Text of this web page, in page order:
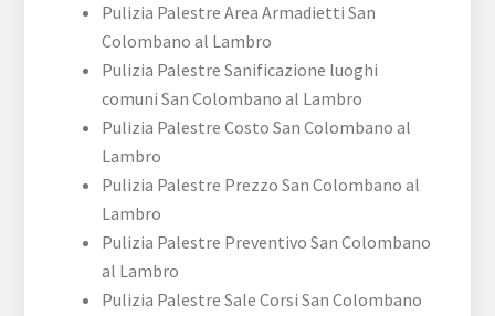
Pulizia Palestre Area Armadietti San
Colombano al Lambro
Pulizia Palestre Sanificazione luoghi
comuni San Colombano al Lambro
Pulizia Palestre Costo San Colombano al
Lambro
Pulizia Palestre Prezzo San Colombano al
Lambro
Pulizia Palestre Preventivo San Colombano
al Lambro
Pulizia Palestre Sale Corsi San Colombano